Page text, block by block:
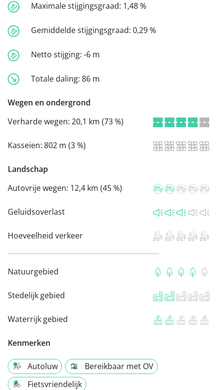
Maximale stijgingsgraad: 1,48 %
Gemiddelde stijgingsgraad: 0,29 %
Netto stijging: -6 m
Totale daling: 86 m
Wegen en ondergrond
Verharde wegen: 20,1 km (73 %)
Kasseien: 802 m (3 %)
Landschap
Autovrije wegen: 12,4 km (45 %)
Geluidsoverlast
Hoeveelheid verkeer
Natuurgebied
Stedelijk gebied
Waterrijk gebied
Kenmerken
Autoluw
Bereikbaar met OV
Fietsvriendelijk